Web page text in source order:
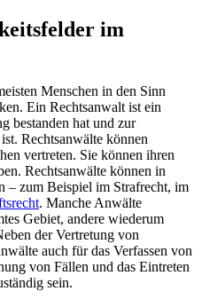
im
Menschen in den Sinn
Ein Rechtsanwalt ist ein
bestanden hat und zur
Rechtsanwälte können
vertreten. Sie können ihren
Rechtsanwälte können in
– zum Beispiel im Strafrecht, im
. Manche Anwälte
Gebiet, andere wiederum
der Vertretung von
auch für das Verfassen von
von Fällen und das Eintreten
sein.